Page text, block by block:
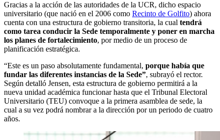
Gracias a la acción de las autoridades de la UCR, dicho espacio
universitario (que nació en el 2006 como Recinto de Golfito) ahora
cuenta con una estructura de gobierno transitoria, la cual tendrá
como tarea conducir la Sede temporalmente y poner en marcha
los planes de fortalecimiento, por medio de un proceso de
planificación estratégica.
“Este es un paso absolutamente fundamental, porque había que
fundar las diferentes instancias de la Sede”, subrayó el rector.
Según detalló Jensen, esta estructura de gobierno permitirá a la
nueva unidad académica funcionar hasta que el Tribunal Electoral
Universitario (TEU) convoque a la primera asamblea de sede, la
cual a su vez podrá nombrar a la dirección por un periodo de cuatro
años.